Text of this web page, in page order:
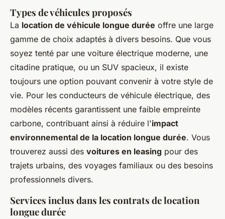
Types de véhicules proposés
La location de véhicule longue durée offre une large
gamme de choix adaptés à divers besoins. Que vous
soyez tenté par une voiture électrique moderne, une
citadine pratique, ou un SUV spacieux, il existe
toujours une option pouvant convenir à votre style de
vie. Pour les conducteurs de véhicule électrique, des
modèles récents garantissent une faible empreinte
carbone, contribuant ainsi à réduire l'impact
environnemental de la location longue durée. Vous
trouverez aussi des voitures en leasing pour des
trajets urbains, des voyages familiaux ou des besoins
professionnels divers.
Services inclus dans les contrats de location
longue durée